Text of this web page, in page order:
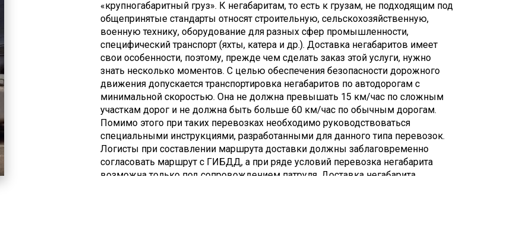
«крупногабаритный груз». К негабаритам, то есть к грузам, не подходящим под
общепринятые стандарты относят строительную, сельскохозяйственную,
военную технику, оборудование для разных сфер промышленности,
специфический транспорт (яхты, катера и др.). Доставка негабаритов имеет
свои особенности, поэтому, прежде чем сделать заказ этой услуги, нужно
знать несколько моментов. С целью обеспечения безопасности дорожного
движения допускается транспортировка негабаритов по автодорогам с
минимальной скоростью. Она не должна превышать 15 км/час по сложным
участкам дорог и не должна быть больше 60 км/час по обычным дорогам.
Помимо этого при таких перевозках необходимо руководствоваться
специальными инструкциями, разработанными для данного типа перевозок.
Логисты при составлении маршрута доставки должны заблаговременно
согласовать маршрут с ГИБДД, а при ряде условий перевозка негабарита
возможна только под сопровождением патруля. Доставка негабарита